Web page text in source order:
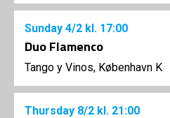
Sunday 4/2 kl. 17:00
Duo Flamenco
Tango y Vinos, København K
Thursday 8/2 kl. 21:00